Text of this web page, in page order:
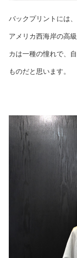
バックプリントには
アメリカ西海岸の高
カは一種の憧れで、
ものだと思います。